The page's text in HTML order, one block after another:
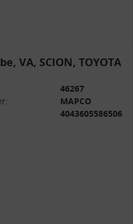
VA, SCION, TOYOTA
46267
MAPCO
4043605586506